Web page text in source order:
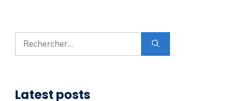
Rechercher :
Latest posts